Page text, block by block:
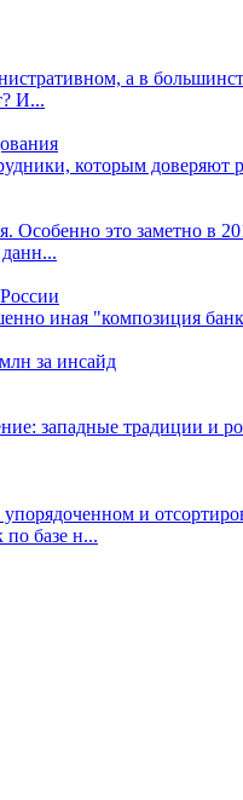
а в
И...
которым доверяют
это заметно в
иная "композиция
за инсайд
западные традиции и
и
базе н...